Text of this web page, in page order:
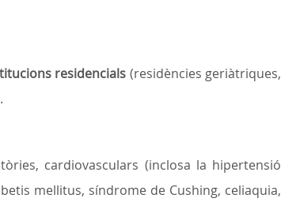
residencials (residències geriàtriques,
cardiovasculars (inclosa la hipertensió
mellitus, síndrome de Cushing, celiaquia,